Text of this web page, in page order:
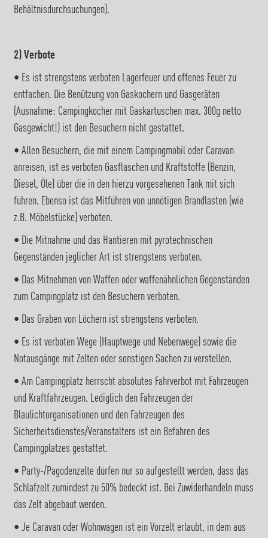
Behältnisdurchsuchungen).
2) Verbote
• Es ist strengstens verboten Lagerfeuer und offenes Feuer zu
entfachen. Die Benützung von Gaskochern und Gasgeräten
(Ausnahme: Campingkocher mit Gaskartuschen max. 300g netto
Gasgewicht!) ist den Besuchern nicht gestattet.
• Allen Besuchern, die mit einem Campingmobil oder Caravan
anreisen, ist es verboten Gasflaschen und Kraftstoffe (Benzin,
Diesel, Öle) über die in den hierzu vorgesehenen Tank mit sich
führen. Ebenso ist das Mitführen von unnötigen Brandlasten (wie
z.B. Möbelstücke) verboten.
• Die Mitnahme und das Hantieren mit pyrotechnischen
Gegenständen jeglicher Art ist strengstens verboten.
• Das Mitnehmen von Waffen oder waffenähnlichen Gegenständen
zum Campingplatz ist den Besuchern verboten.
• Das Graben von Löchern ist strengstens verboten.
• Es ist verboten Wege (Hauptwege und Nebenwege) sowie die
Notausgänge mit Zelten oder sonstigen Sachen zu verstellen.
• Am Campingplatz herrscht absolutes Fahrverbot mit Fahrzeugen
und Kraftfahrzeugen. Lediglich den Fahrzeugen der
Blaulichtorganisationen und den Fahrzeugen des
Sicherheitsdienstes/Veranstalters ist ein Befahren des
Campingplatzes gestattet.
• Party-/Pagodenzelte dürfen nur so aufgestellt werden, dass das
Schlafzelt zumindest zu 50% bedeckt ist. Bei Zuwiderhandeln muss
das Zelt abgebaut werden.
• Je Caravan oder Wohnwagen ist ein Vorzelt erlaubt, in dem aus